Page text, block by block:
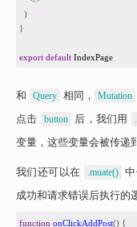
  )
}
export default IndexPage
和 Query 相同， Mutation
点击
button 后，我们用
变量，这些变量会被传递
我们还可以在
.muate()
成功和请求错误后执行的
function onClickAddPost() {